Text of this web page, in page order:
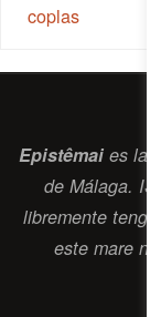
coplas
Epistêmaies la
de Málaga.
libremente
este mare